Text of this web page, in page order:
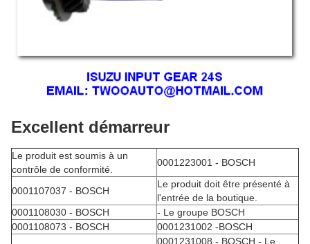
Excellent démarreur
Le produit est soumis à un
contrôle de conformité.
0001223001 - BOSCH
0001107037 - BOSCH
Le produit doit être présenté à
l'entrée de la boutique.
0001108030 - BOSCH
- Le groupe BOSCH
0001108073 - BOSCH
0001231002 -BOSCH
0001231008 - BOSCH - Le